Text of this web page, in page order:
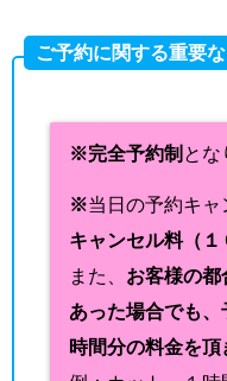
ご予約に関する重要
※完全予約制 とな
※当日の予約キャ
キャンセル料（１
また、 お客様の都
あった場合でも
時間分の料金を頂